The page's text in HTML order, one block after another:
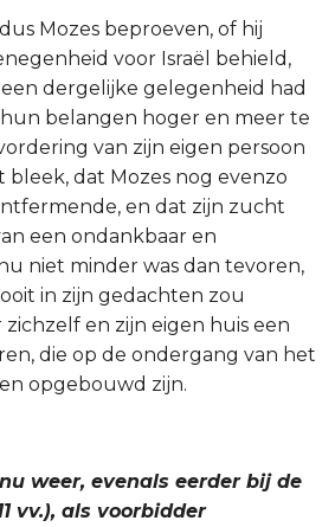
Mozes beproeven, of hij
voor Israël behield,
dergelijke gelegenheid had
belangen hoger en meer te
van zijn eigen persoon
bleek, dat Mozes nog evenzo
en dat zijn zucht
een ondankbaar en
niet minder was dan tevoren,
in zijn gedachten zou
en zijn eigen huis een
die op de ondergang van het
opgebouwd zijn.
nu weer, evenals eerder bij de
vv.), als voorbidder